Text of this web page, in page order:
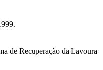
de Recuperação da Lavoura